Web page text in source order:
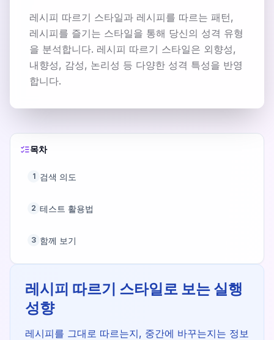
레시피 따르기 스타일과 레시피를 따르는 패턴,
레시피를 즐기는 스타일을 통해 당신의 성격 유형
을 분석합니다. 레시피 따르기 스타일은 외향성,
내향성, 감성, 논리성 등 다양한 성격 특성을 반영
합니다.
목차
1 검색 의도
2 테스트 활용법
3 함께 보기
레시피 따르기 스타일로 보는 실행
성향
레시피를 그대로 따르는지, 중간에 바꾸는지는 정보